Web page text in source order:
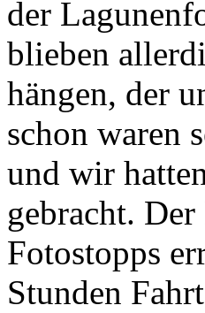
der
blieben
hängen, der
schon waren
und wir
gebracht.
Fotostopps
Stunden